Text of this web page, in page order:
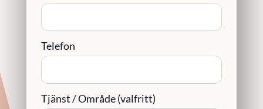
Telefon
Tjänst / Område (valfritt)